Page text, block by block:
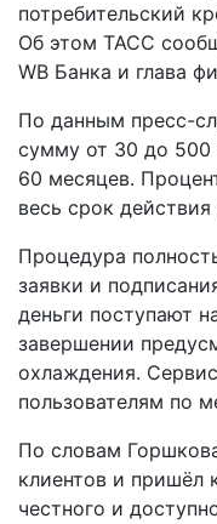
потребительский
Об этом ТАСС
WB Банка и глава
По данным пресс-
сумму от 30 до 500
60 месяцев.
весь срок действия
Процедура
заявки и
деньги поступают
завершении
охлаждения.
пользователям по
По словам
клиентов и пришёл
честного и